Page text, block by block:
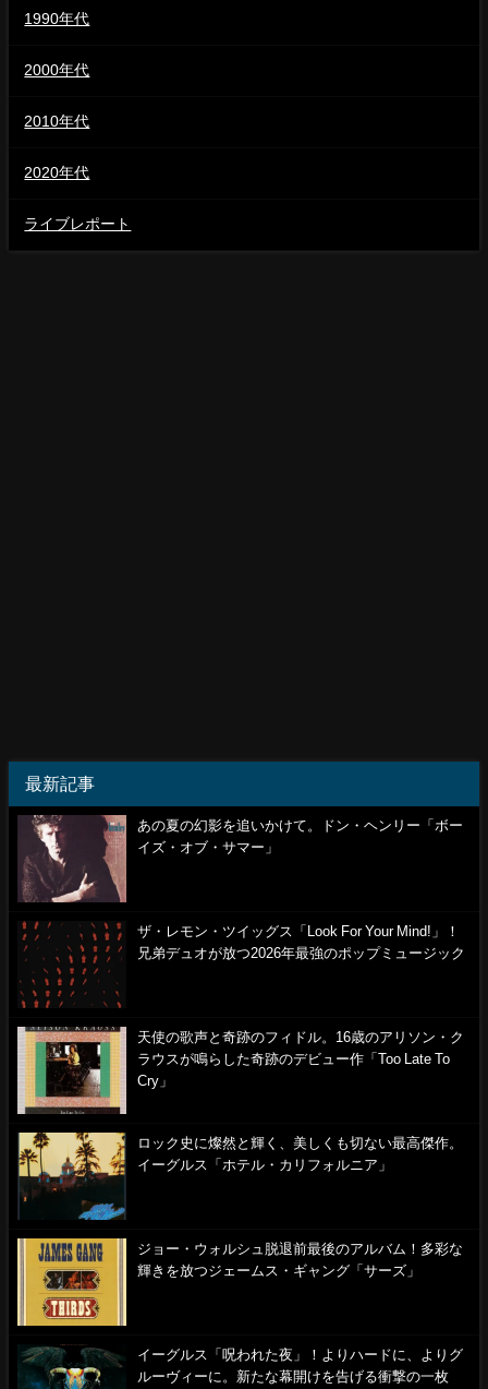
1990年代
2000年代
2010年代
2020年代
ライブレポート
最新記事
あの夏の幻影を追いかけて。ドン・ヘンリー「ボー
イズ・オブ・サマー」
ザ・レモン・ツイッグス「Look For Your Mind!」！
兄弟デュオが放つ2026年最強のポップミュージック
天使の歌声と奇跡のフィドル。16歳のアリソン・ク
ラウスが鳴らした奇跡のデビュー作「Too Late To
Cry」
ロック史に燦然と輝く、美しくも切ない最高傑作。
イーグルス「ホテル・カリフォルニア」
ジョー・ウォルシュ脱退前最後のアルバム！多彩な
輝きを放つジェームス・ギャング「サーズ」
イーグルス「呪われた夜」！よりハードに、よりグ
ルーヴィーに。新たな幕開けを告げる衝撃の一枚